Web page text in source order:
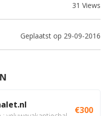
31 Views
Geplaatst op 29-09-2016
€300